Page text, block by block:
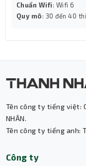
Mã hóa WPA/
bảo vệ mạng không
TL-WN725N đi
trong đĩa CD theo
hoàn tất việc cài đặt
dây một cách
Chuẩn Wifi: Wifi 6
Quy mô: 30 đến 40
Tên công ty tiếng việt:
NHÂN.
Tên công ty tiếng anh:
Công ty